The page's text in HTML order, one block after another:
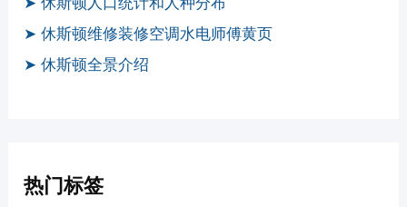
➤ 休斯顿人口统计和人种分布
➤ 休斯顿维修装修空调水电师傅黄页
➤ 休斯顿全景介绍
热门标签